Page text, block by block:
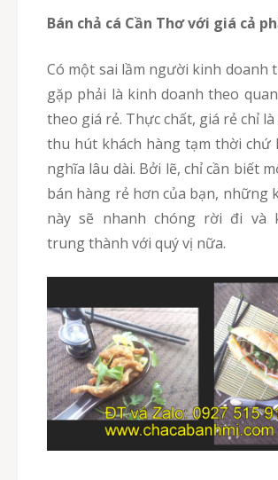
Bán chả cá Cần Thơ với giá cả
Có một sai lầm người kinh doanh thường hay
gặp phải là kinh doanh theo
theo giá rẻ. Thực chất, giá rẻ chỉ
thu hút khách hàng tạm thời chứ
nghĩa lâu dài. Bởi lẽ, chỉ cần biết
bán hàng rẻ hơn của bạn, những
này sẽ nhanh chóng rời đi và
trung thành với quý vị nữa.